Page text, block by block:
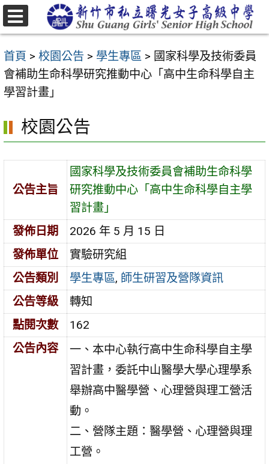
跳
至
要
內
容
首頁 > 校園公告 > 學生專區 > 國家科學及技術委員
會補助生命科學研究推動中心「高中生命科學自主
學習計畫」
校園公告
公告主旨
國家科學及技術委員會補助生命科學
研究推動中心「高中生命科學自主學
習計畫」
發佈日期
2026 年 5 月 15 日
發佈單位
實驗研究組
公告類別
學生專區, 師生研習及營隊資訊
公告等級
轉知
點閱次數
162
公告內容
一、本中心執行高中生命科學自主學
習計畫，委託中山醫學大學心理學系
舉辦高中醫學營、心理營與理工營活
動。
二、營隊主題：醫學營、心理營與理
工營。
選
單